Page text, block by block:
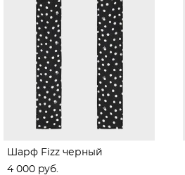
Шарф Fizz черный
4 000 pуб.